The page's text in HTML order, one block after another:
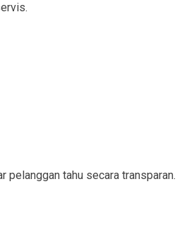
tahu secara transparan.